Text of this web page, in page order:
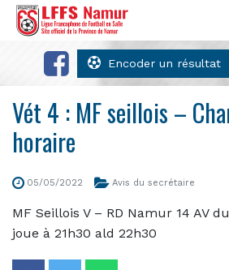
Encoder un résultat
Vét 4 : MF seillois –
horaire
05/05/2022 Avis du secrétaire
MF Seillois V – RD Namur 14 AV
joue à 21h30 ald 22h30